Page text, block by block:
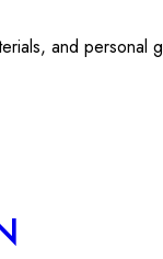
and